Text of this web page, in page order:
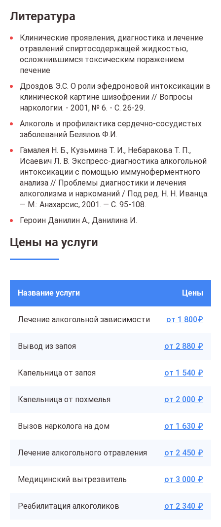
Литература
Клинические проявления, диагностика и лечение
отравлений спиртосодержащей жидкостью,
осложнившимся токсическим поражением
печение
Дроздов Э.С. О роли эфедроновой интоксикации в
клинической картине шизофрении // Вопросы
наркологии. - 2001, № 6. - С. 26-29.
Алкоголь и профилактика сердечно-сосудистых
заболеваний Белялов Ф.И.
Гамалея Н. Б., Кузьмина Т. И., Небаракова Т. П.,
Исаевич Л. В. Экспресс-диагностика алкогольной
интоксикации с помощью иммуноферментного
анализа // Проблемы диагностики и лечения
алкоголизма и наркоманий / Под ред. Н. Н. Иванца.
— М.: Анахарсис, 2001. — С. 95-108.
Героин Данилин А., Данилина И.
Цены на услуги
Название услуги Цены
Лечение алкогольной зависимости от 1 800₽
Вывод из запоя от 2 880 ₽
Капельница от запоя от 1 540 ₽
Капельница от похмелья от 2 000 ₽
Вызов нарколога на дом от 1 630 ₽
Лечение алкогольного отравления от 2 450 ₽
Медицинский вытрезвитель от 3 000 ₽
Реабилитация алкоголиков от 2 340 ₽